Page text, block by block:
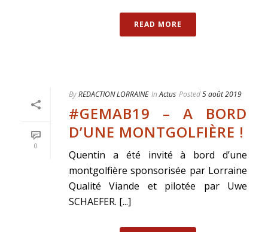
READ MORE
0
ByREDACTION LORRAINE In Actus Posted5 août 2019
#GEMAB19 – A BORD
D’UNE MONTGOLFIÈRE !
Quentin a été invité à bord d’une
montgolfière sponsorisée par Lorraine
Qualité Viande et pilotée par Uwe
SCHAEFER. [...]